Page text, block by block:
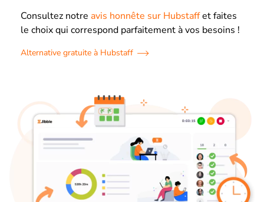
Consultez notre avis honnête sur Hubstaffet faites
le choix qui correspond parfaitement à vos besoins !
Alternative gratuite à Hubstaff